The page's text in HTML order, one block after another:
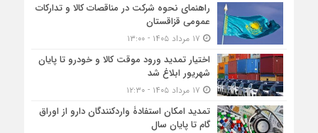
راهنمای نحوه شرکت در مناقصات کالا و تدارکات
عمومی قزاقستان
اختیار تمدید ورود موقت کالا و خودرو تا پایان
شهریور ابلاغ شد
تمدید امکان استفادۀ واردکنندگان دارو از اوراق
گام تا پایان سال